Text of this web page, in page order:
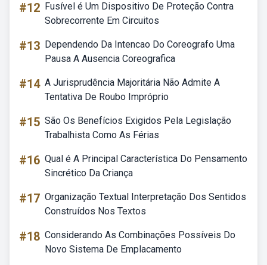
#12 Fusível é Um Dispositivo De Proteção Contra
Sobrecorrente Em Circuitos
#13 Dependendo Da Intencao Do Coreografo Uma
Pausa A Ausencia Coreografica
#14 A Jurisprudência Majoritária Não Admite A
Tentativa De Roubo Impróprio
#15 São Os Benefícios Exigidos Pela Legislação
Trabalhista Como As Férias
#16 Qual é A Principal Característica Do Pensamento
Sincrético Da Criança
#17 Organização Textual Interpretação Dos Sentidos
Construídos Nos Textos
#18 Considerando As Combinações Possíveis Do
Novo Sistema De Emplacamento